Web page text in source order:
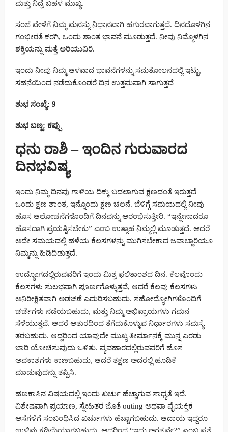
ಮತ್ತು ನಿದ್ರೆ ಬಹಳ ಮುಖ್ಯ.
ಸಂಜೆ ವೇಳೆಗೆ ನಿಮ್ಮ ಮನಸ್ಸು ನಿಧಾನವಾಗಿ ಹಗುರವಾಗುತ್ತದೆ. ದಿನದೊಳಗಿನ
ಗಂಭೀರತೆ ಕರಗಿ, ಒಂದು ಶಾಂತ ಭಾವನೆ ಮೂಡುತ್ತದೆ. ನೀವು ನಿಮ್ಮೊಳಗಿನ
ಶಕ್ತಿಯನ್ನು ಮತ್ತೆ ಅರಿಯುವಿರಿ.
ಇಂದು ನೀವು ನಿಮ್ಮ ಆಳವಾದ ಭಾವನೆಗಳನ್ನು ಸಮತೋಲನದಲ್ಲಿ ಇಟ್ಟು,
ಸಹನೆಯಿಂದ ನಡೆದುಕೊಂಡರೆ ದಿನ ಉತ್ತಮವಾಗಿ ಸಾಗುತ್ತದೆ
ಶುಭ ಸಂಖ್ಯೆ: 9
ಶುಭ ಬಣ್ಣ: ಕಪ್ಪು
ಧನು ರಾಶಿ – ಇಂದಿನ ಗುರುವಾರದ
ದಿನಭವಿಷ್ಯ
ಇಂದು ನಿಮ್ಮ ದಿನವು ಗಾಳಿಯ ದಿಕ್ಕು ಬದಲಾಗುವ ಕ್ಷಣದಂತೆ ಇರುತ್ತದೆ
ಒಂದು ಕ್ಷಣ ಶಾಂತ, ಇನ್ನೊಂದು ಕ್ಷಣ ಚಲನೆ. ಬೆಳಿಗ್ಗೆ ಸಮಯದಲ್ಲಿ ನೀವು
ಹೊಸ ಆಲೋಚನೆಗಳೊಂದಿಗೆ ದಿನವನ್ನು ಆರಂಭಿಸುತ್ತೀರಿ. “ಇನ್ನೇನಾದರೂ
ಹೊಸದಾಗಿ ಪ್ರಯತ್ನಿಸಬೇಕು” ಎಂಬ ಉತ್ಸಾಹ ನಿಮ್ಮಲ್ಲಿ ಮೂಡುತ್ತದೆ. ಆದರೆ
ಅದೇ ಸಮಯದಲ್ಲಿ ಹಳೆಯ ಕೆಲಸಗಳನ್ನು ಮುಗಿಸಬೇಕಾದ ಜವಾಬ್ದಾರಿಯೂ
ನಿಮ್ಮನ್ನು ಹಿಡಿದಿಡುತ್ತದೆ.
ಉದ್ಯೋಗದಲ್ಲಿರುವವರಿಗೆ ಇಂದು ಮಿಶ್ರ ಫಲಿತಾಂಶದ ದಿನ. ಕೆಲವೊಂದು
ಕೆಲಸಗಳು ಸುಲಭವಾಗಿ ಪೂರ್ಣಗೊಳ್ಳುತ್ತವೆ, ಆದರೆ ಕೆಲವು ಕೆಲಸಗಳು
ಅನಿರೀಕ್ಷಿತವಾಗಿ ಅಡಚಣೆ ಎದುರಿಸಬಹುದು. ಸಹೋದ್ಯೋಗಿಗಳೊಂದಿಗೆ
ಚರ್ಚೆಗಳು ನಡೆಯಬಹುದು, ಮತ್ತು ನಿಮ್ಮ ಅಭಿಪ್ರಾಯಗಳು ಗಮನ
ಸೆಳೆಯುತ್ತವೆ. ಆದರೆ ಆತುರದಿಂದ ತೆಗೆದುಕೊಳ್ಳುವ ನಿರ್ಧಾರಗಳು ಸಮಸ್ಯೆ
ತರಬಹುದು. ಆದ್ದರಿಂದ ಯಾವುದೇ ಮುಖ್ಯ ತೀರ್ಮಾನಕ್ಕೆ ಮುನ್ನ ಎರಡು
ಬಾರಿ ಯೋಚಿಸುವುದು ಒಳಿತು. ವ್ಯವಹಾರದಲ್ಲಿರುವವರಿಗೆ ಹೊಸ
ಅವಕಾಶಗಳು ಕಾಣಬಹುದು, ಆದರೆ ತಕ್ಷಣ ಅದರಲ್ಲಿ ಹೂಡಿಕೆ
ಮಾಡುವುದನ್ನು ತಪ್ಪಿಸಿ.
ಹಣಕಾಸಿನ ವಿಷಯದಲ್ಲಿ ಇಂದು ಖರ್ಚು ಹೆಚ್ಚಾಗುವ ಸಾಧ್ಯತೆ ಇದೆ.
ವಿಶೇಷವಾಗಿ ಪ್ರಯಾಣ, ಸ್ನೇಹಿತರ ಜೊತೆ outing ಅಥವಾ ವೈಯಕ್ತಿಕ
ಆಸೆಗಳಿಗೆ ಸಂಬಂಧಿಸಿದ ಖರ್ಚುಗಳು ಹೆಚ್ಚಾಗಬಹುದು. ಆದಾಯ ಇದ್ದರೂ